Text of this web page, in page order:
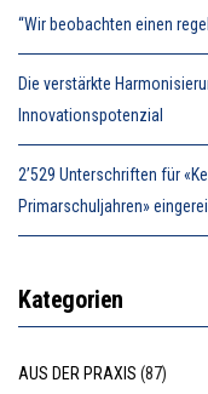
“Wir beobachten einen
Die verstärkte
Innovationspotenzial
2’529 Unterschriften für
Primarschuljahren»
Kategorien
AUS DER PRAXIS (87)